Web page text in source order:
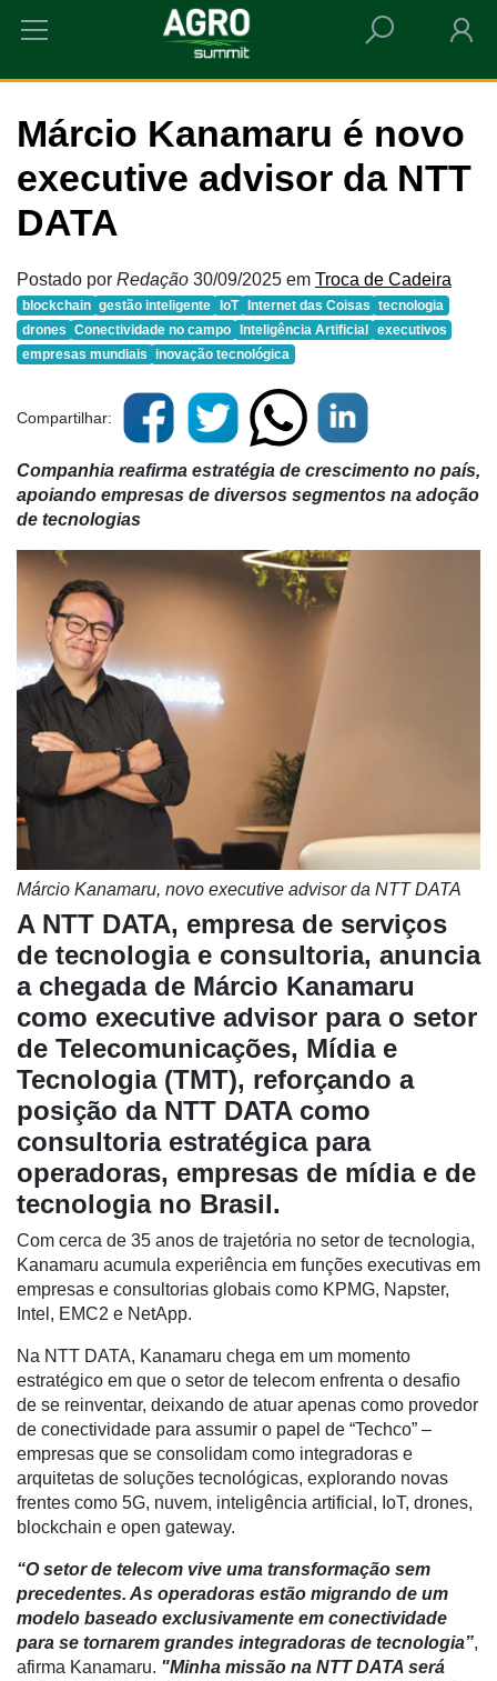
Cadastre-
conta
Destaque
Mercado
Troca
de
Cadeira
Artigos
Agenda
Agricultura
de
HOME MÁRCIO KANAMARU É NOVO EXECUTIVE ADVISOR DA NTT DATA
Márcio Kanamaru é novo
executive advisor da NTT
DATA
Postado por Redação 30/09/2025 em Troca de Cadeira
blockchain gestão inteligente IoT Internet das Coisas tecnologia
drones Conectividade no campo Inteligência Artificial
executivos
empresas mundiais inovação tecnológica
Compartilhar:
Companhia reafirma estratégia de crescimento no país,
apoiando empresas de diversos segmentos na adoção
de tecnologias
Márcio Kanamaru, novo executive advisor da NTT DATA
A NTT DATA, empresa de serviços
de tecnologia e consultoria, anuncia
a chegada de Márcio Kanamaru
como executive advisor para o setor
de Telecomunicações, Mídia e
Tecnologia (TMT), reforçando a
posição da NTT DATA como
consultoria estratégica para
operadoras, empresas de mídia e de
tecnologia no Brasil.
Com cerca de 35 anos de trajetória no setor de tecnologia,
Kanamaru acumula experiência em funções executivas em
empresas e consultorias globais como KPMG, Napster,
Intel, EMC2 e NetApp.
Na NTT DATA, Kanamaru chega em um momento
estratégico em que o setor de telecom enfrenta o desafio
de se reinventar, deixando de atuar apenas como provedor
de conectividade para assumir o papel de “Techco” –
empresas que se consolidam como integradoras e
arquitetas de soluções tecnológicas, explorando novas
frentes como 5G, nuvem, inteligência artificial, IoT, drones,
blockchain e open gateway.
“O setor de telecom vive uma transformação sem
precedentes. As operadoras estão migrando de um
modelo baseado exclusivamente em conectividade
para se tornarem grandes integradoras de tecnologia”,
afirma Kanamaru. "Minha missão na NTT DATA será